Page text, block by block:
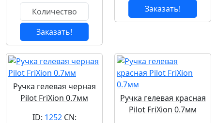
Заказать!
Заказать!
Ручка гелевая черная
Pilot FriXion 0.7мм
ID: 1252CN:
Ручка гелевая красная
Pilot FriXion 0.7мм